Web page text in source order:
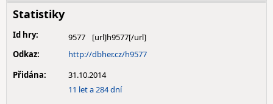
Statistiky
Id hry:
9577
Odkaz:
http://dbher.cz/h9577
Přidána:
31.10.2014
11 let a 284 dní